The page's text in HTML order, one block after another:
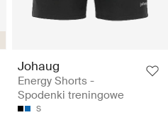
Johaug
Energy Shorts -
Spodenki treningowe
S